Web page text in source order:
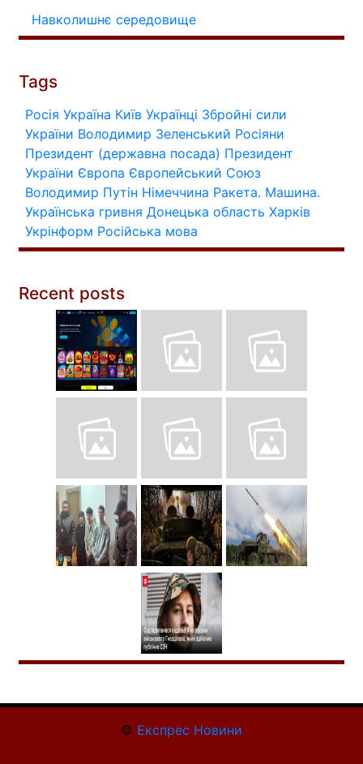
Навколишнє середовище
Tags
Росія Україна Київ Українці Збройні сили
України Володимир Зеленський Росіяни
Президент (державна посада) Президент
України Європа Європейський Союз
Володимир Путін Німеччина Ракета. Машина.
Українська гривня Донецька область Харків
Укрінформ Російська мова
Recent posts
© Експрес Новини